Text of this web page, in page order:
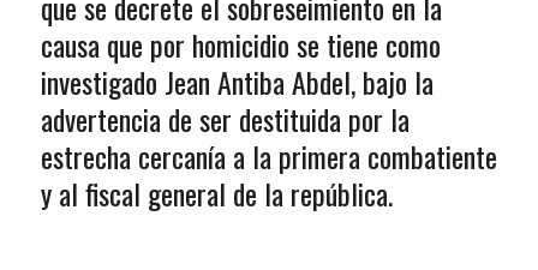
causa que por homicidio se tiene como
investigado Jean Antiba Abdel, bajo la
advertencia de ser destituida por la
estrecha cercanía a la primera combatiente
y al fiscal general de la república.